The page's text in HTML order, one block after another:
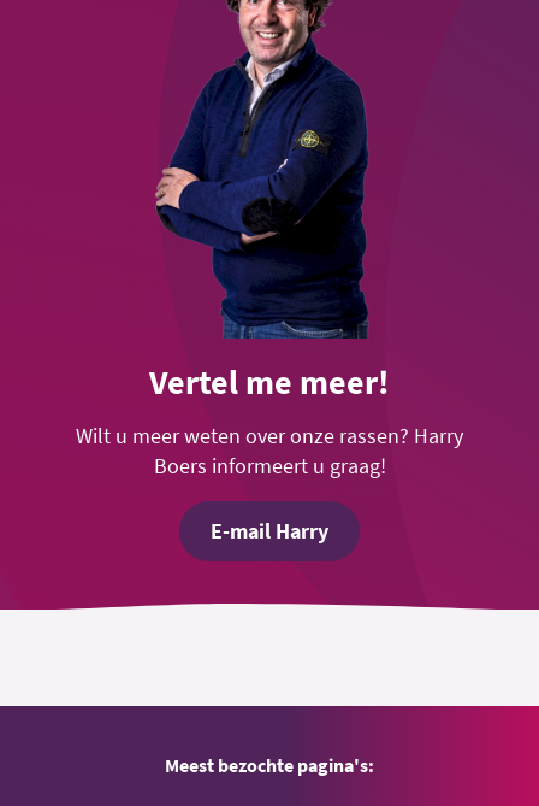
Vertel me meer!
Wilt u meer weten over onze rassen? Harry
Boers informeert u graag!
E-mail Harry
Meest bezochte pagina's: